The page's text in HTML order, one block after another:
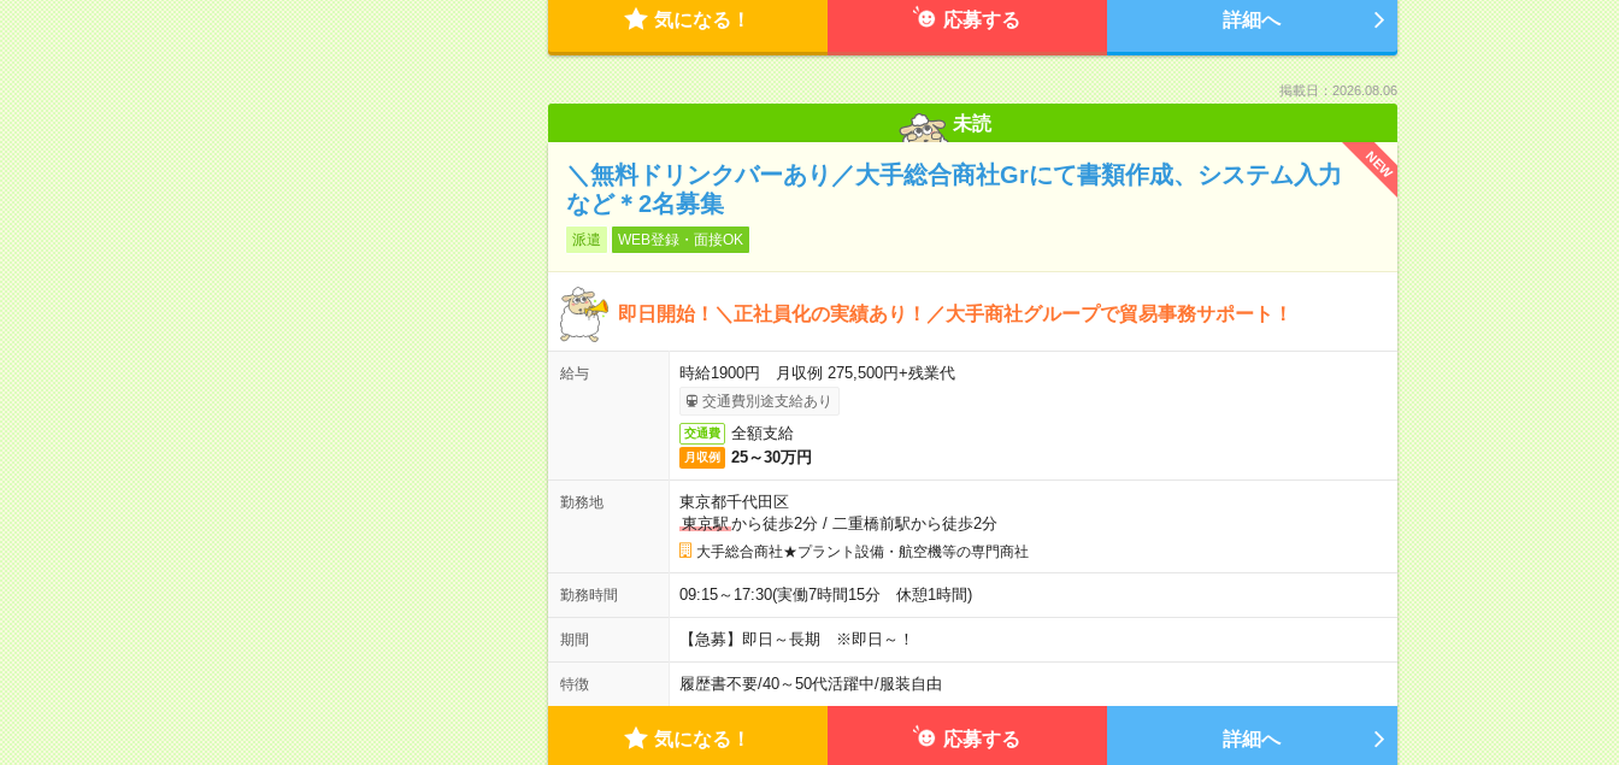
気になる！ 応募する 詳細へ
掲載日：2026.08.06
未読
NEW
＼無料ドリンクバーあり／大手総合商社Grにて書類作成、システム入力
など＊2名募集
派遣 WEB登録・面接OK
即日開始！＼正社員化の実績あり！／大手商社グループで貿易事務サポート！
給与 時給1900円 月収例 275,500円+残業代
交通費別途支給あり
交通費 全額支給
月収例 25～30万円
勤務地
東京都千代田区
東京駅から徒歩2分/ 二重橋前駅から徒歩2分
大手総合商社★プラント設備・航空機等の専門商社
勤務時間 09:15～17:30(実働7時間15分 休憩1時間)
期間 【急募】即日～長期 ※即日～！
特徴 履歴書不要/40～50代活躍中/服装自由
気になる！ 応募する 詳細へ